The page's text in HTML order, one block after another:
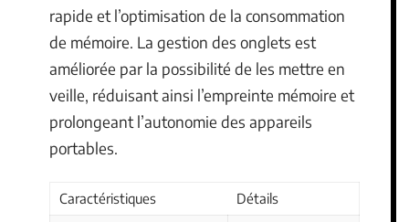
rapide et l’optimisation de la consommation
de mémoire. La gestion des onglets est
améliorée par la possibilité de les mettre en
veille, réduisant ainsi l’empreinte mémoire et
prolongeant l’autonomie des appareils
portables.
Caractéristiques
Détails